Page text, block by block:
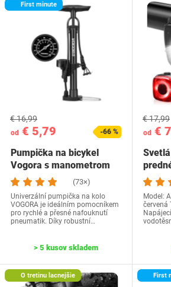
First minute
od € 5,79
€ 16,99
-66 %
Pumpička na bicykel
Vogora s manometrom
(73×)
Univerzální pumpička na kolo
VOGORA je ideálním pomocníkem
pro rychlé a přesné nafouknutí
pneumatik. Díky robustní…
> 5 kusov skladem
od €
€ 17,99
Model:
červená
O tretinu lacnejšie First